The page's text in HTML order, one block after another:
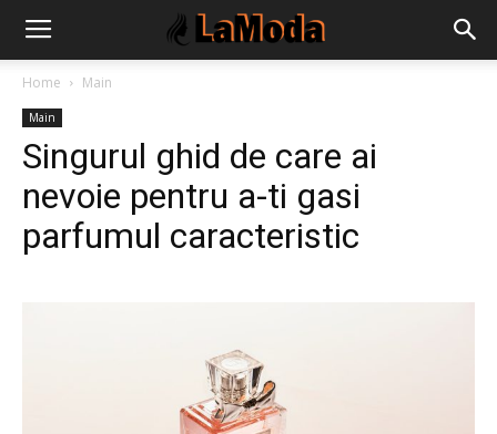
Home Main
Main
Singurul ghid de care ai
nevoie pentru a-ti gasi
parfumul caracteristic